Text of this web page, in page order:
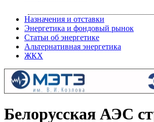
Назначения и отставки
Энергетика и фондовый рынок
Статьи об энергетике
Альтернативная энергетика
ЖКХ
Белорусская АЭС